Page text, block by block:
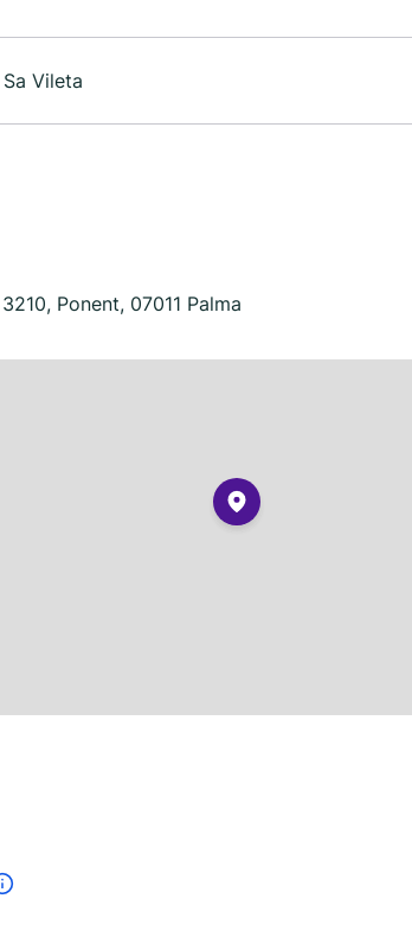
Vileta
Ponent, 07011 Palma